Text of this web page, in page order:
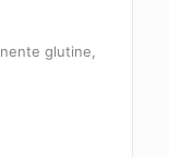
glutine,